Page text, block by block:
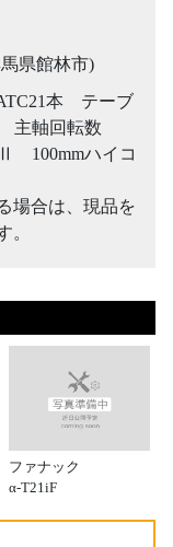
県館林市)
本 テーブ
主軸回転数
100mmハイコ
場合は、現品を
。
ファナック
α-T21iF